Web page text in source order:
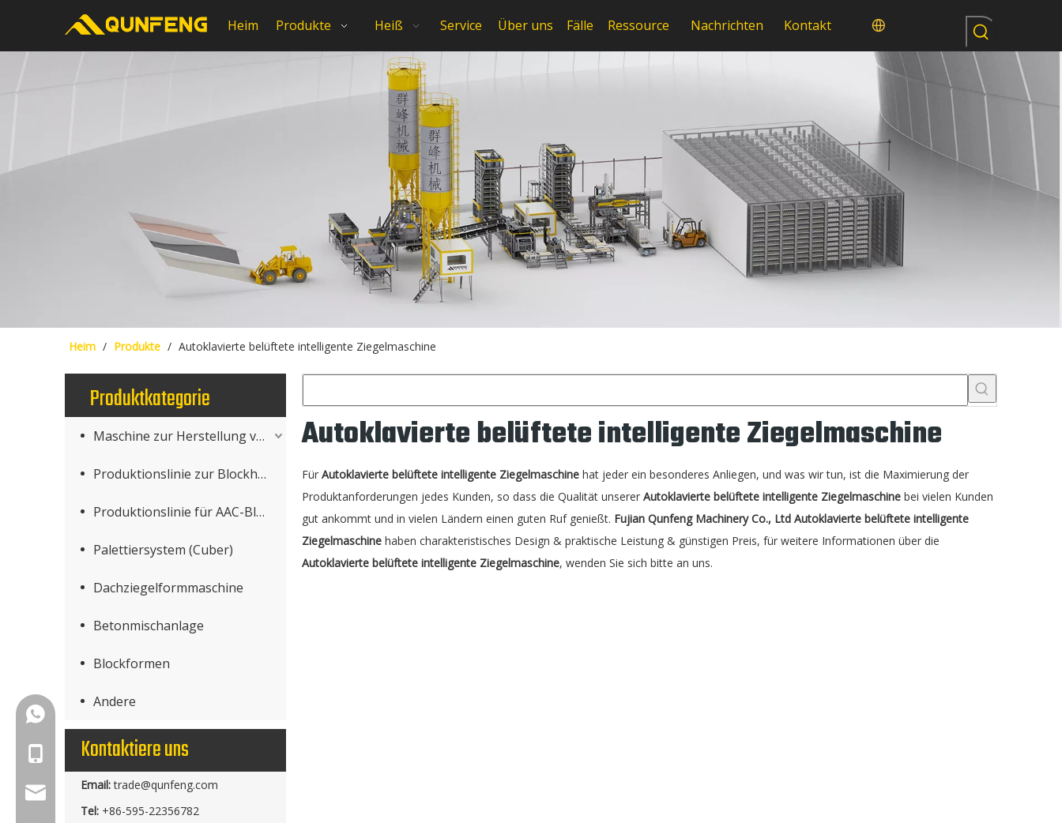
Heim Produkte Heiß Service Über uns Fälle Ressource Nachrichten Kontakt
Heim / Produkte / Autoklavierte belüftete intelligente Ziegelmaschine
Produktkategorie
Maschine zur Herstellung von Betonprodukten
Produktionslinie zur Blockherstellung
Produktionslinie für AAC-Blöcke
Palettiersystem (Cuber)
Dachziegelformmaschine
Betonmischanlage
Blockformen
Andere
Kontaktiere uns
Email: trade@qunfeng.com
Tel: +86-595-22356782
Autoklavierte belüftete intelligente Ziegelmaschine
Für Autoklavierte belüftete intelligente Ziegelmaschine hat jeder ein besonderes Anliegen, und was wir tun, ist die Maximierung der
Produktanforderungen jedes Kunden, so dass die Qualität unserer Autoklavierte belüftete intelligente Ziegelmaschine bei vielen Kunden
gut ankommt und in vielen Ländern einen guten Ruf genießt. Fujian Qunfeng Machinery Co., Ltd Autoklavierte belüftete intelligente
Ziegelmaschine haben charakteristisches Design & praktische Leistung & günstigen Preis, für weitere Informationen über die
Autoklavierte belüftete intelligente Ziegelmaschine, wenden Sie sich bitte an uns.
+86-18150503129
group@qunfeng.com